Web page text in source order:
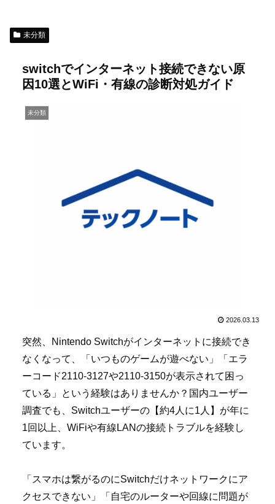
未分類
switchでインターネット接続できない原
因10選とWiFi・有線の診断対処ガイド
未分類
2026.03.13
突然、Nintendo Switchがインターネットに接続でき
なくなって、「いつものゲームが遊べない」「エラ
ーコード2110-3127や2110-3150が表示されて困っ
ている」という経験はありませんか？国内ユーザー
調査でも、Switchユーザーの【約4人に1人】が年に
1回以上、WiFiや有線LANの接続トラブルを経験し
ています。
「スマホは繋がるのにSwitchだけネットワークにア
クセスできない」「自宅のルーターや回線に問題が